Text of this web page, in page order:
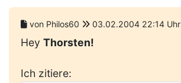
von Philos60 03.02.2004 22:14 Uhr
Hey Thorsten!
Ich zitiere: